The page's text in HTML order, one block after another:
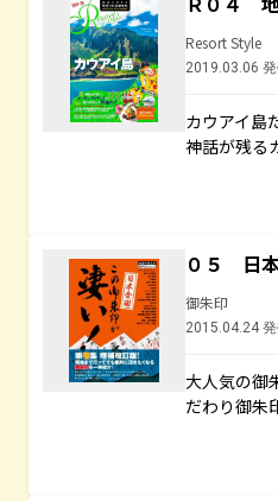
Resort Style
2019.03.06
カウアイ島
神話が残る
０５ 日
御朱印
2015.04.24
大人気の御
だわり御朱